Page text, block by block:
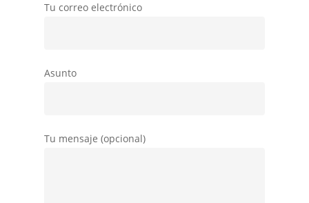
Tu correo electrónico
Asunto
Tu mensaje (opcional)